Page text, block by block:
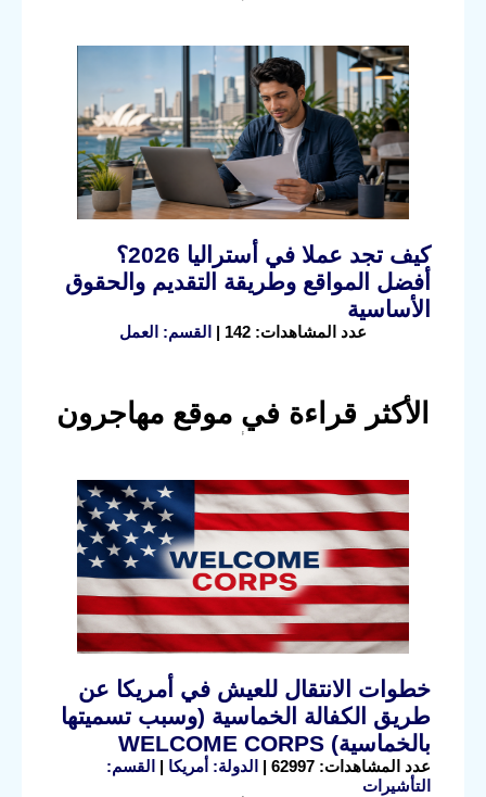
كيف تجد عملا في أستراليا 2026؟
أفضل المواقع وطريقة التقديم والحقوق
الأساسية
عدد المشاهدات: 142 | القسم: العمل
الأكثر قراءة في موقع مهاجرون
خطوات الانتقال للعيش في أمريكا عن
طريق الكفالة الخماسية (وسبب تسميتها
بالخماسية) WELCOME CORPS
عدد المشاهدات: 62997 | الدولة: أمريكا | القسم:
التأشيرات